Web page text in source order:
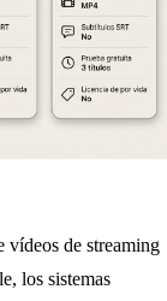
vídeos de streaming
los sistemas